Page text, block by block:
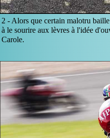
2 - Alors que certain malotru
à le sourire aux lèvres à l'idée
Carole.